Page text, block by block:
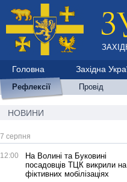
Головна Західна
Рефлексії Провід
НОВИНИ
7 серпня
12:00
На Волині та Буковині
посадовців ТЦК викрили на
фіктивних мобілізаціях